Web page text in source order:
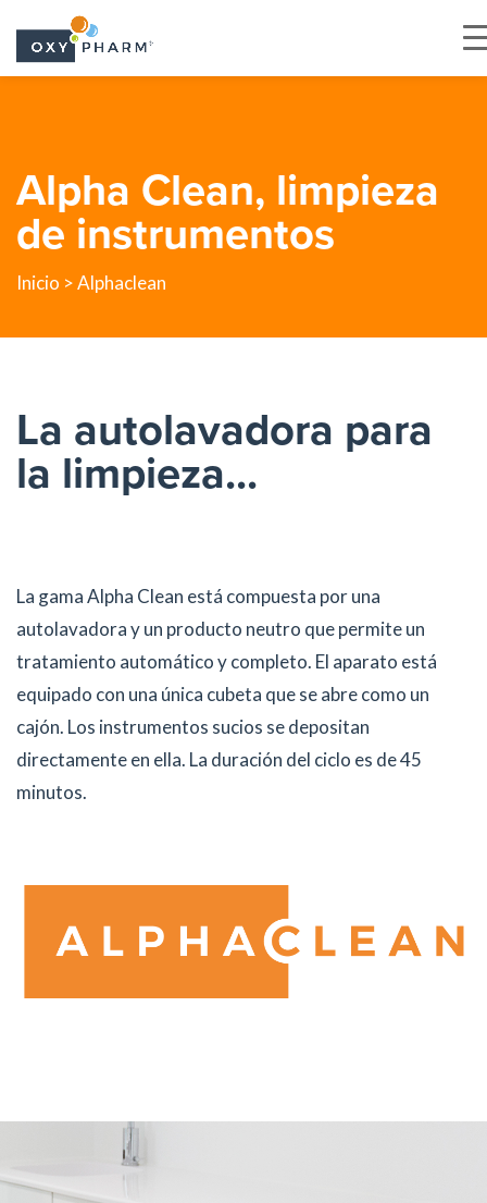
content
Alpha Clean, limpieza
de instrumentos
Inicio > Alphaclean
La autolavadora para
la limpieza...
La gama Alpha Clean está compuesta por una
autolavadora y un producto neutro que permite un
tratamiento automático y completo. El aparato está
equipado con una única cubeta que se abre como un
cajón. Los instrumentos sucios se depositan
directamente en ella. La duración del ciclo es de 45
minutos.